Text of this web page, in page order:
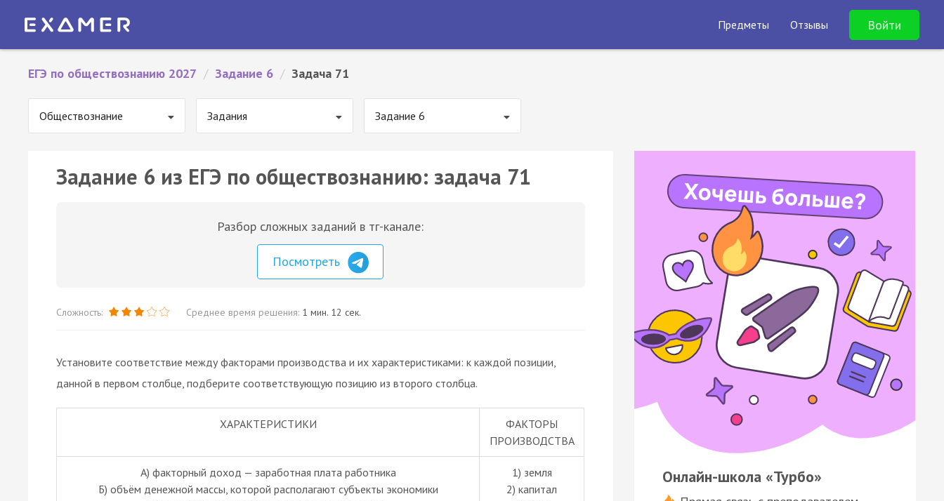
Предметы Отзывы Войти
ЕГЭ по обществознанию 2027 / Задание 6 / Задача 71
Обществознание Задания Задание 6
Задание 6 из ЕГЭ по обществознанию: задача 71
Разбор сложных заданий в тг-канале:
Посмотреть
Сложность: Среднее время решения: 1 мин. 12 сек.
Установите соответствие между факторами производства и их характеристиками: к каждой позиции,
данной в первом столбце, подберите соответствующую позицию из второго столбца.
ХАРАКТЕРИСТИКИ
ФАКТОРЫ
ПРОИЗВОДСТВА
А) факторный доход — заработная плата работника
Б) объём денежной массы, которой располагают субъекты экономики
1) земля
2) капитал
Онлайн-школа «Турбо»